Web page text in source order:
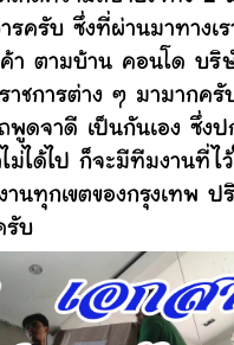
รครับ ซึ่งที่ผ่านมาทางเร
ค้า ตามบ้าน คอนโด บริ
าชการต่าง ๆ มามากครั
พูดจาดี เป็นกันเอง ซึ่ง
ม่ได้ไป ก็จะมีทีมงานที่ไ
นทุกเขตของกรุงเทพ
รับ